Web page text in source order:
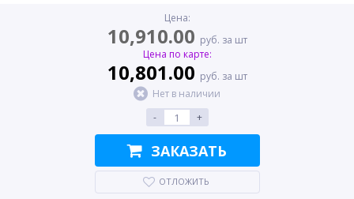
Цена:
10,910.00 руб. за шт
Цена по карте:
10,801.00 руб. за шт
Нет в наличии
-
+
ЗАКАЗАТЬ
ОТЛОЖИТЬ